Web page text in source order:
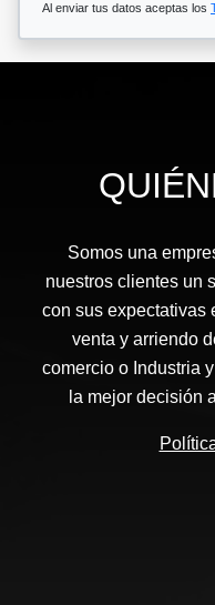
Al enviar tus datos aceptas los
Somos una
nuestros clientes un
con sus expectativas
venta y arriendo
comercio o Industria
la mejor decisión